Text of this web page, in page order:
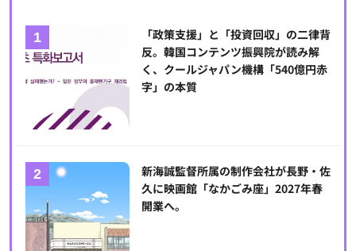
「政策支援」と「投資回収」の二律背
反。韓国コンテンツ振興院が読み解
く、クールジャパン機構「540億円赤
字」の本質
新海誠監督所属の制作会社が長野・佐
久に映画館「なかごみ座」2027年春
開業へ。